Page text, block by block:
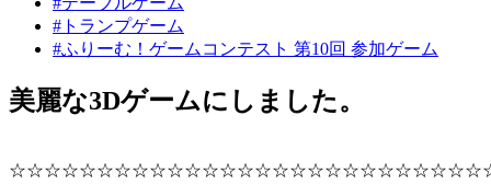
#トランプゲーム
#ふりーむ！ゲームコンテスト 第10回 参加ゲーム
美麗な3Dゲームにしました。